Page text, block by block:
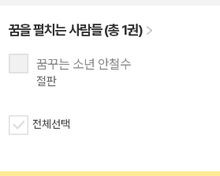
꿈을 펼치는 사람들 (총 1권)
꿈꾸는 소년 안철수
절판
전체선택